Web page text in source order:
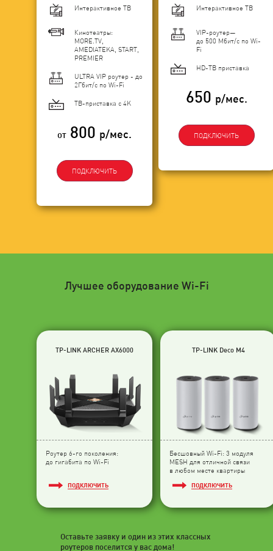
Интерактивное ТВ
Кинотеатры:
MORE.TV,
AMEDIATEKA, START,
PREMIER
ULTRA VIP роутер - до
2Гбит/c по Wi-Fi
ТВ-приставка с 4K
от 800 р/мес.
ПОДКЛЮЧИТЬ
Интерактивное ТВ
VIP-роутер—
до 500 Мбит/с по Wi-
Fi
HD-ТВ приставка
650 р/мес.
ПОДКЛЮЧИТЬ
Лучшее оборудование Wi-Fi
TP-LINK ARCHER AX6000
Роутер 6-го поколения:
до гигабита по Wi-Fi
ПОДКЛЮЧИТЬ
TP-LINK Deco M4
Бесшовный Wi-Fi: 3 модуля
МESH для отличной связи
в любом месте квартиры
ПОДКЛЮЧИТЬ
Оставьте заявку и один из этих классных
роутеров поселится у вас дома!